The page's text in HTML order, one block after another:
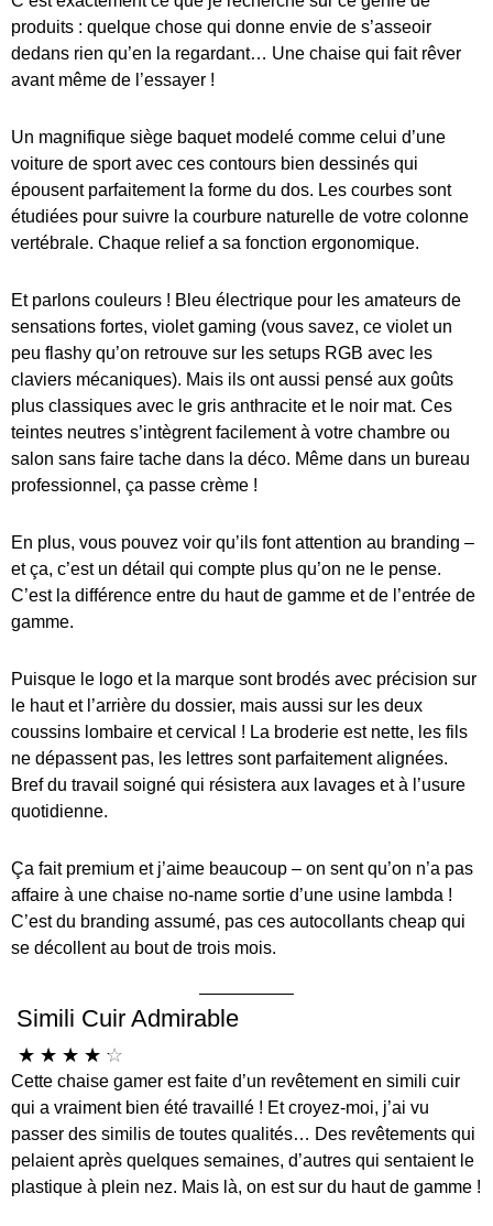
produits : quelque chose qui donne envie de s’asseoir
dedans rien qu’en la regardant… Une chaise qui fait rêver
avant même de l’essayer !
Un magnifique siège baquet modelé comme celui d’une
voiture de sport avec ces contours bien dessinés qui
épousent parfaitement la forme du dos. Les courbes sont
étudiées pour suivre la courbure naturelle de votre colonne
vertébrale. Chaque relief a sa fonction ergonomique.
Et parlons couleurs ! Bleu électrique pour les amateurs de
sensations fortes, violet gaming (vous savez, ce violet un
peu flashy qu’on retrouve sur les setups RGB avec les
claviers mécaniques). Mais ils ont aussi pensé aux goûts
plus classiques avec le gris anthracite et le noir mat. Ces
teintes neutres s’intègrent facilement à votre chambre ou
salon sans faire tache dans la déco. Même dans un bureau
professionnel, ça passe crème !
En plus, vous pouvez voir qu’ils font attention au branding –
et ça, c’est un détail qui compte plus qu’on ne le pense.
C’est la différence entre du haut de gamme et de l’entrée de
gamme.
Puisque le logo et la marque sont brodés avec précision sur
le haut et l’arrière du dossier, mais aussi sur les deux
coussins lombaire et cervical ! La broderie est nette, les fils
ne dépassent pas, les lettres sont parfaitement alignées.
Bref du travail soigné qui résistera aux lavages et à l’usure
quotidienne.
Ça fait premium et j’aime beaucoup – on sent qu’on n’a pas
affaire à une chaise no-name sortie d’une usine lambda !
C’est du branding assumé, pas ces autocollants cheap qui
se décollent au bout de trois mois.
Simili Cuir Admirable
☆ ☆ ☆ ☆ ☆
Cette chaise gamer est faite d’un revêtement en simili cuir
qui a vraiment bien été travaillé ! Et croyez-moi, j’ai vu
passer des similis de toutes qualités… Des revêtements qui
pelaient après quelques semaines, d’autres qui sentaient le
plastique à plein nez. Mais là, on est sur du haut de gamme !